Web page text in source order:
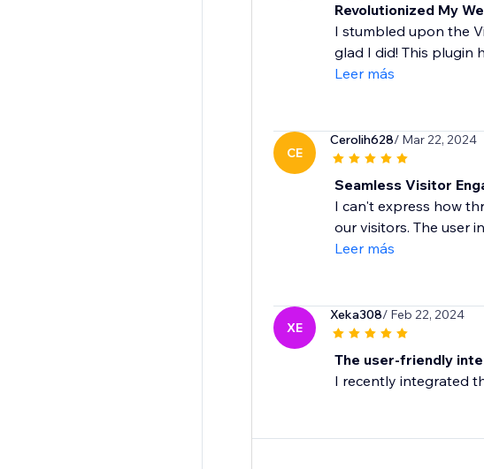
Revolutionized My
I stumbled upon the
glad I did! This plugin
Leer más
CE
Cerolih628/ Mar 22, 2024
Seamless Visitor
I can't express how
our visitors. The user
Leer más
XE
Xeka308/ Feb 22, 2024
The user-friendly
I recently integrated